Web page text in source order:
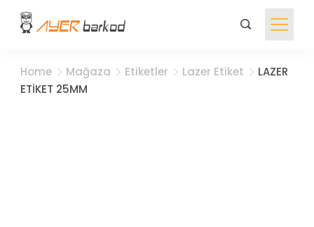
Skip
Barkod
Home Mağaza Etiketler Lazer Etiket
LAZER
ETİKET 25MM